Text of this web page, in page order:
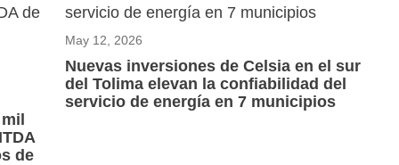
de
May 12, 2026
Nuevas inversiones de Celsia en el sur
del Tolima elevan la confiabilidad del
servicio de energía en 7 municipios